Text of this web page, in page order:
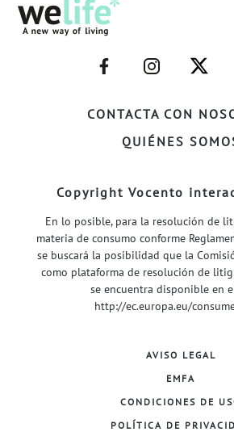
CONTACTA CON
QUIÉNES
–
FACEBOOK–
–
INSTAGRAM–
–
Copyright Vocento
En lo posible, para la resolución de
materia de consumo conforme
se buscará la posibilidad que la
como plataforma de resolución de
se encuentra disponible en
http://ec.europa.eu/
AVISO LEGAL
EMFA
CONDICIONES DE
POLÍTICA DE